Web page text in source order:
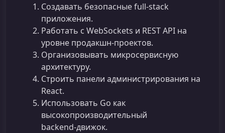
Создавать безопасные full‑stack
приложения.
Работать с WebSockets и REST API на
уровне продакшн‑проектов.
Организовывать микросервисную
архитектуру.
Строить панели администрирования на
React.
Использовать Go как
высокопроизводительный
backend‑движок.